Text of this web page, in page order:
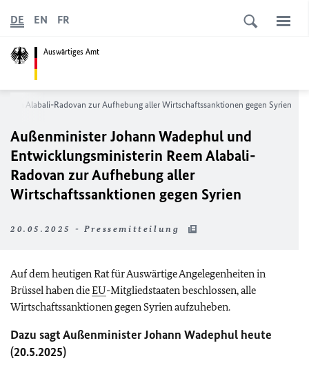
Auswärtiges Amt
DE EN FR
Alabali-Radovan zur Aufhebung aller Wirtschaftssanktionen gegen Syrien
Außenminister Johann Wadephul und
Entwicklungsministerin Reem Alabali-
Radovan zur Aufhebung aller
Wirtschaftssanktionen gegen Syrien
20.05.2025 - Pressemitteilung
Auf dem heutigen Rat für Auswärtige Angelegenheiten in
Brüssel haben dieEU-Mitgliedstaaten beschlossen, alle
Wirtschaftssanktionen gegen Syrien aufzuheben.
Dazu sagtAußenminister Johann Wadephul heute
(20.5.2025)